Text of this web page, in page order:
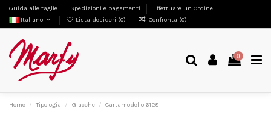
Guida alle taglie Spedizioni e pagamenti
Effettuare un Ordine
Italiano
Lista desideri (0) Confronta (0)
0
Home Tipologia Giacche Cartamodello 6128